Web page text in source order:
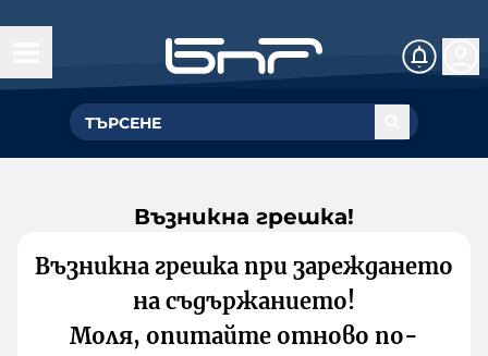
Възникна грешка!
Възникна грешка при зареждането
на съдържанието!
Моля, опитайте отново по-